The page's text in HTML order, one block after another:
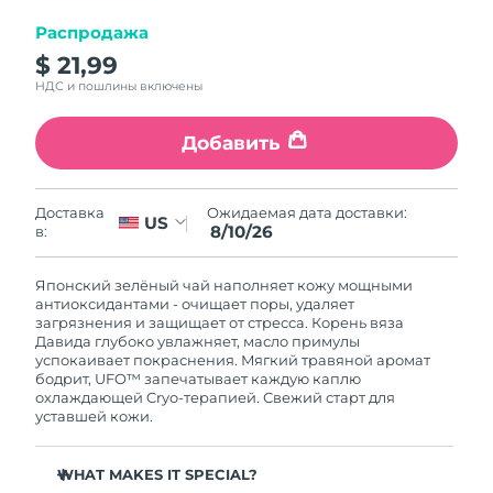
Распродажа
$ 21,99
НДС и пошлины включены
Добавить
Доставка
в:
US Ожидаемая дата доставки:
8/10/26
Японский зелёный чай наполняет кожу мощными
антиоксидантами - очищает поры, удаляет
загрязнения и защищает от стресса. Корень вяза
Давида глубоко увлажняет, масло примулы
успокаивает покраснения. Мягкий травяной аромат
бодрит, UFO™ запечатывает каждую каплю
охлаждающей Cryo-терапией. Свежий старт для
уставшей кожи.
WHAT MAKES IT SPECIAL?
Израиль
Италия
Ожидаемая дата доставки
09/08/2026
Япония
Джерси
Казахстан
Ожидаемая дата доставки
11/08/2026
Кувейт
Ожидаемая дата доставки
09/08/2026
Ожидаемая дата доставки